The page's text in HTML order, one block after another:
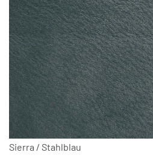
Sierra / Stahlblau